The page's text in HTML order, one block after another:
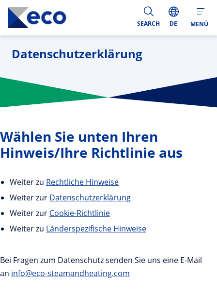
SEARCH DE MENÜ
Datenschutzerklärung
Wählen Sie unten Ihren
Hinweis/Ihre Richtlinie aus
Weiter zu Rechtliche Hinweise
Weiter zur Datenschutzerklärung
Weiter zur Cookie-Richtlinie
Weiter zu Länderspezifische Hinweise
Bei Fragen zum Datenschutz senden Sie uns eine E-Mail
an info@eco-steamandheating.com